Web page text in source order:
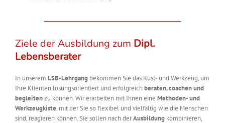
Ziele der Ausbildung zum Dipl.
Lebensberater
In unserem LSB-Lehrgang bekommen Sie das Rüst- und Werkzeug, um
Ihre Klienten lösungsorientiert und erfolgreichberaten, coachen und
begleitenzu können. Wir erarbeiten mit Ihnen eine Methoden- und
Werkzeugkiste, mit der Sie so flexibel und vielfältig wie die Menschen
sind, reagieren können. Sie sollen nach derAusbildung kombinieren,